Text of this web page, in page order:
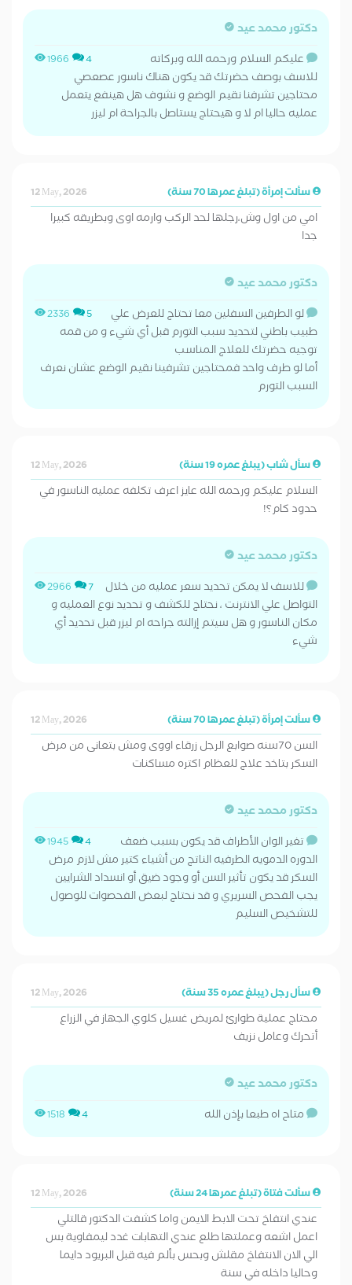
دكتور محمد عيد
1966 4
عليكم السلام ورحمه الله وبركاته
للاسف بوصف حضرتك قد يكون هناك ناسور عصعصي
محتاجين تشرفنا نقيم الوضع و نشوف هل هينفع يتعمل
عمليه حاليا ام لا و هيحتاج يستاصل بالجراحة ام ليزر
سألت إمرأة (تبلغ عمرها 70 سنة) 12 May, 2026
امي من اول وش،رجلها لحد الركب وارمه اوى وبطريقه كبيرا
جدا
دكتور محمد عيد
2336 5
لو الطرفين السفلين معا تحتاج للعرض علي
طبيب باطني لتحديد سبب التورم قبل أي شيء و من قمه
توجيه حضرتك للعلاج المناسب
أما لو طرف واحد فمحتاجين تشرفينا نقيم الوضع عشان نعرف
السبب التورم
سأل شاب (يبلغ عمره 19 سنة) 12 May, 2026
السلام عليكم ورحمه الله عايز اعرف تكلفه عمليه الناسور في
حدود كام؟!
دكتور محمد عيد
2966 7
للاسف لا يمكن تحديد سعر عمليه من خلال
التواصل علي الانترنت ، نحتاج للكشف و تحديد نوع العمليه و
مكان الناسور و هل سيتم إزالته جراحه ام ليزر قبل تحديد أي
شيء
سألت إمرأة (تبلغ عمرها 70 سنة) 12 May, 2026
السن 70سنه صوابع الرجل زرقاء اووى ومش بتعانى من مرض
السكر بتاخد علاج للعظام اكتره مساكنات
دكتور محمد عيد
1945 4
تغير الوان الأطراف قد يكون بسبب ضعف
الدوره الدمويه الطرفيه الناتج من أشياء كتير مش لازم مرض
السكر قد يكون تأثير السن أو وجود ضيق أو انسداد الشرايين
يجب الفحص السريري و قد نحتاج لبعض الفحصوات للوصول
للتشخيص السليم
سأل رجل (يبلغ عمره 35 سنة) 12 May, 2026
محتاج عملية طوارئ لمريض غسيل كلوي الجهاز في الزراع
أتحرك وعامل نزيف
دكتور محمد عيد
1518 4 متاح اه طبعا بإذن الله
سألت فتاة (تبلغ عمرها 24 سنة) 12 May, 2026
عندي انتفاخ تحت الابط الايمن واما كشفت الدكتور قالتلي
اعمل اشعه وعملتها طلع عندي التهابات غدد ليمفاوية بس
الي الان الانتفاخ مقلش وبحس بألم فيه قبل البريود دايما
وحاليا داخله في سنة